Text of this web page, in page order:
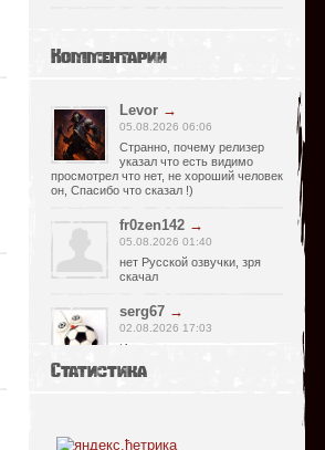
Комментарии
Levor →
05.08.2026 06:06
Странно, почему релизер
указал что есть видимо
просмотрел что нет, не хороший человек
он, Спасибо что сказал !)
fr0zen142 →
05.08.2026 01:40
нет Русской озвучки, зря
скачал
serg67 →
02.08.2026 17:03
Игра интересная,а снизил
уменьшения экрана,играешь только на
Статистика